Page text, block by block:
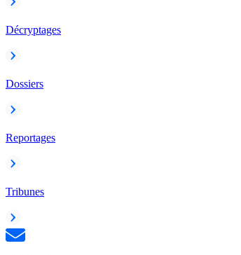
Décryptages
Dossiers
Reportages
Tribunes